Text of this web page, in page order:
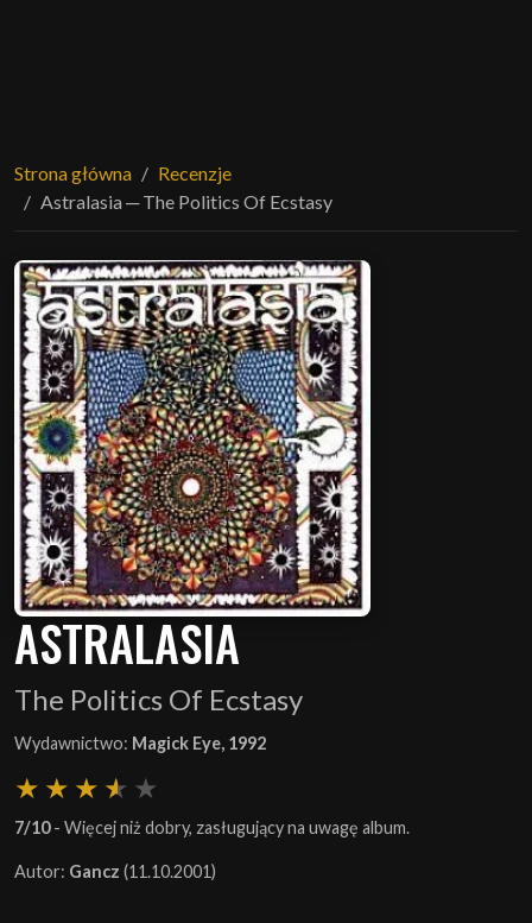
Strona główna
Recenzje
Astralasia ─ The Politics Of Ecstasy
ASTRALASIA
The Politics Of Ecstasy
Wydawnictwo: Magick Eye, 1992
7/10- Więcej niż dobry, zasługujący na uwagę album.
Autor: Gancz (11.10.2001)